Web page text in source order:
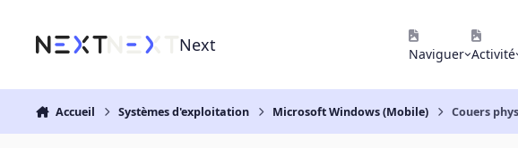
Next Naviguer Activité
Accueil Systèmes d'exploitation Microsoft Windows (Mobile) Couers